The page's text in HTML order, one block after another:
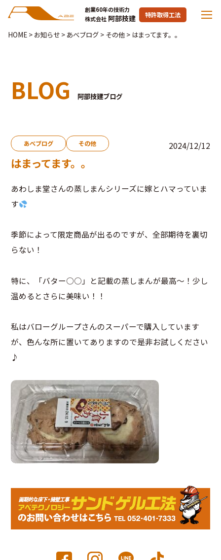
創業60年の技術力
株式会社 阿部技建 特許取得工法
HOME> お知らせ> あべブログ> その他> はまってます。。
BLOG 阿部技建ブログ
あべブログ その他 2024/12/12
はまってます。。
あわしま堂さんの蒸しまんシリーズに嫁とハマっていま
す
季節によって限定商品が出るのですが、全部期待を裏切
らない！
特に、「バター○○」と記載の蒸しまんが最高～！少し
温めるとさらに美味い！！
私はバローグループさんのスーパーで購入しています
が、色んな所に置いてありますので是非お試しください
♪